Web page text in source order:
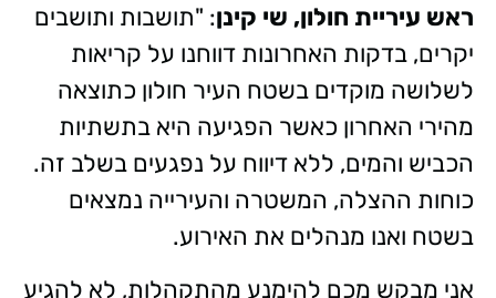
ראש עיריית חולון, שי קינן: "תושבות ותושבים
יקרים, בדקות האחרונות דווחנו על קריאות
לשלושה מוקדים בשטח העיר חולון כתוצאה
מהירי האחרון כאשר הפגיעה היא בתשתיות
הכביש והמים, ללא דיווח על נפגעים בשלב זה.
כוחות ההצלה, המשטרה והעירייה נמצאים
בשטח ואנו מנהלים את האירוע.
אני מבקש מכם להימנע מהתקהלות, לא להגיע